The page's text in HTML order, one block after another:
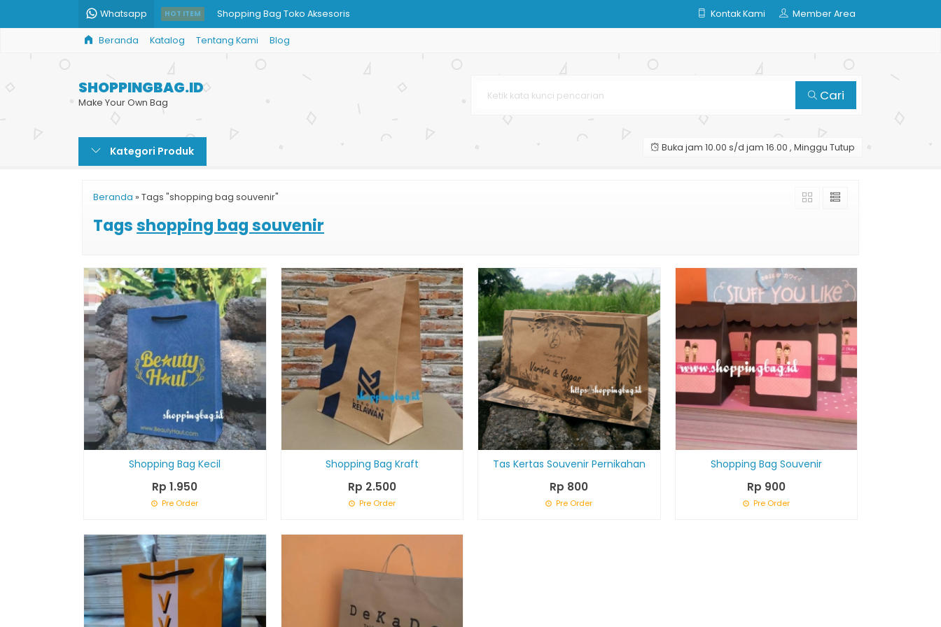
Whatsapp HOT ITEM Shopping Bag Toko Aksesoris
Shopping Bag Souvenir
Tas Kantong Tempat Belanja
Tas Bingkisan Kertas
Tas Kertas Toko Batik
Kontak Kami Member Area
Beranda Katalog Tentang Kami Blog
SHOPPINGBAG.ID
Make Your Own Bag Cari
Kategori Produk Buka jam 10.00 s/d jam 16.00 , Minggu Tutup
Beranda » Tags "shopping bag souvenir"
Tagsshopping bag souvenir
Shopping Bag Kecil
Rp 1.950
Pre Order
Shopping Bag Kraft
Rp 2.500
Pre Order
Tas Kertas Souvenir Pernikahan
Rp 800
Pre Order
Shopping Bag Souvenir
Rp 900
Pre Order